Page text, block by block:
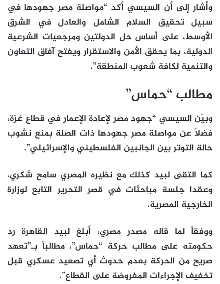
وأشار إلى أن السيسي أكد “مواصلة مصر جهودها في
سبيل تحقيق السلام الشامل والعادل في الشرق
الأوسط، على أساس حل الدولتين ومرجعيات الشرعية
الدولية، بما يحقق الأمن والاستقرار ويفتح آفاق التعاون
والتنمية لكافة شعوب المنطقة”.
مطالب “حماس”
وبيّن السيسي “جهود مصر لإعادة الإعمار في قطاع غزة،
فضلاً عن مواصلة مصر جهودها ذات الصلة بمنع نشوب
حالة التوتر بين الجانبين الفلسطيني والإسرائيلي”.
كما التقى لبيد كذلك مع نظيره المصري سامح شكري،
وعقدا جلسة مباحثات في قصر التحرير التابع لوزارة
الخارجية المصرية.
ووفقاً لما قاله مصدر مصري، أبلغ لبيد القاهرة رد
حكومته على مطالب حركة “حماس”، مطالباً بـ”تعهد
صريح من الحركة بعدم حدوث أي تصعيد عسكري قبل
تخفيف الإجراءات المفروضة على القطاع”.